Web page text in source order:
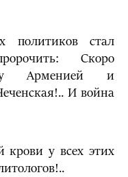
политиков стал
Скоро
Арменией и
И война
у всех этих